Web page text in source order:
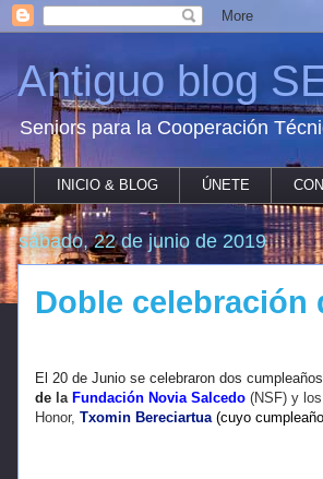
Antiguo blog
Seniors para la Cooperación
INICIO & BLOG ÚNETE
sábado, 22 de junio de 2019
Doble celebración
El 20 de Junio se celebraron dos
de la Fundación Novia Salcedo (NSF) y los
Honor, Txomin Bereciartua (cuyo